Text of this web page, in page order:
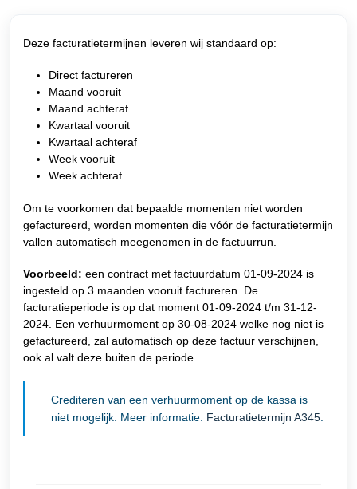
Deze facturatietermijnen leveren wij standaard op:
Direct factureren
Maand vooruit
Maand achteraf
Kwartaal vooruit
Kwartaal achteraf
Week vooruit
Week achteraf
Om te voorkomen dat bepaalde momenten niet worden
gefactureerd, worden momenten die vóór de facturatietermijn
vallen automatisch meegenomen in de factuurrun.
Voorbeeld: een contract met factuurdatum 01-09-2024 is
ingesteld op 3 maanden vooruit factureren. De
facturatieperiode is op dat moment 01-09-2024 t/m 31-12-
2024. Een verhuurmoment op 30-08-2024 welke nog niet is
gefactureerd, zal automatisch op deze factuur verschijnen,
ook al valt deze buiten de periode.
Crediteren van een verhuurmoment op de kassa is
niet mogelijk. Meer informatie: Facturatietermijn A345